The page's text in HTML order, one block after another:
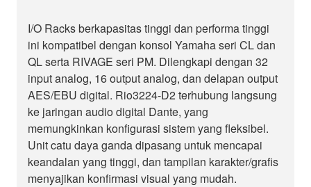
I/O Racks berkapasitas tinggi dan performa tinggi
ini kompatibel dengan konsol Yamaha seri CL dan
QL serta RIVAGE seri PM. Dilengkapi dengan 32
input analog, 16 output analog, dan delapan output
AES/EBU digital. Rio3224-D2 terhubung langsung
ke jaringan audio digital Dante, yang
memungkinkan konfigurasi sistem yang fleksibel.
Unit catu daya ganda dipasang untuk mencapai
keandalan yang tinggi, dan tampilan karakter/grafis
menyajikan konfirmasi visual yang mudah.